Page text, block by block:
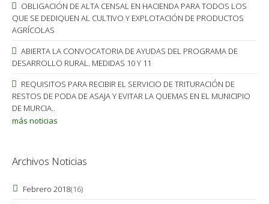
OBLIGACIÓN DE ALTA CENSAL EN HACIENDA PARA TODOS LOS
QUE SE DEDIQUEN AL CULTIVO Y EXPLOTACIÓN DE PRODUCTOS
AGRÍCOLAS
ABIERTA LA CONVOCATORIA DE AYUDAS DEL PROGRAMA DE
DESARROLLO RURAL. MEDIDAS 10 Y 11
REQUISITOS PARA RECIBIR EL SERVICIO DE TRITURACIÓN DE
RESTOS DE PODA DE ASAJA Y EVITAR LA QUEMAS EN EL MUNICIPIO
DE MURCIA..
más noticias
Archivos Noticias
Febrero 2018(16)